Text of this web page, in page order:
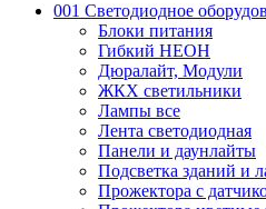
001 Светодиодное
Блоки питания
Гибкий НЕОН
Дюралайт, Модули
ЖКХ светильники
Лампы все
Лента светодиодная
Панели и даунлайты
Подсветка зданий и
Прожектора с